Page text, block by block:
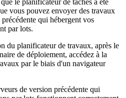
le planificateur de tâches a été
vous pouvez envoyer des travaux
qui hébergent vos
par lots.
du planificateur de travaux, après le
de déploiement, accédez à la
par le biais d'un navigateur
de version précédente qui